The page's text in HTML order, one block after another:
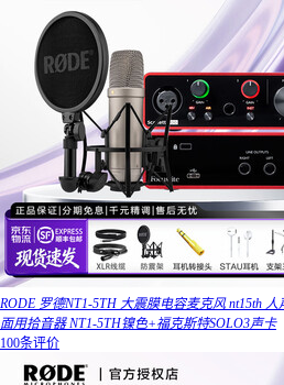
RODE 罗德NT1-5TH 大震膜电容麦克风 nt15th
面用拾音器 NT1-5TH镍色+福克斯特SOLO3声卡
100条评价